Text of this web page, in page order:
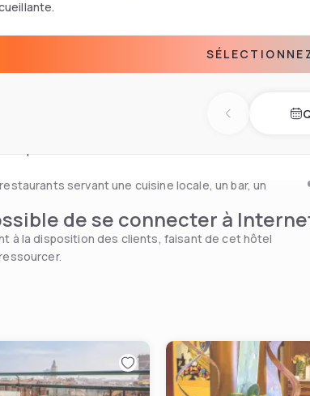
un minibar, une télévision à écran plat, un coffre-
servant une cuisine locale, un bar, un
à la disposition des clients, faisant de cet hôtel
Previous day
de se connecter à